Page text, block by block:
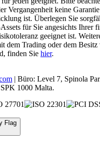
Vergangenheit keine
ist. Überlegen Sie
für Sie angesichts Ihrer
geeignet ist.
dem Trading oder dem
finden Sie hier.
| Büro: Level 7, Spinola
1000 Malta.